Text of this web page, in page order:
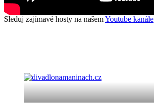
Sleduj zajímavé hosty na našemYoutube kanále